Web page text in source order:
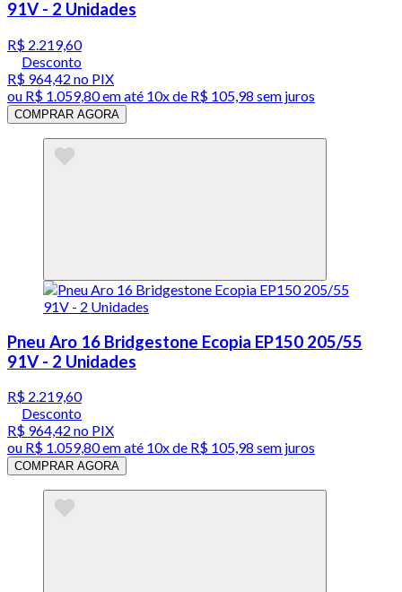
91V - 2 Unidades
R$ 2.219,60
Desconto
R$ 964,42 no PIX
ou R$ 1.059,80em até 10x de R$ 105,98 sem juros
COMPRAR AGORA
Pneu Aro 16 Bridgestone Ecopia EP150 205/55
91V - 2 Unidades
R$ 2.219,60
Desconto
R$ 964,42 no PIX
ou R$ 1.059,80em até 10x de R$ 105,98 sem juros
COMPRAR AGORA